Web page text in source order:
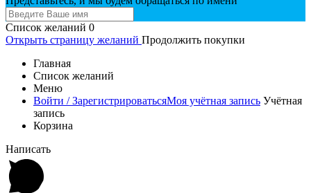
Список желаний 0
Открыть страницу желаний Продолжить покупки
Главная
Список желаний
Меню
Войти / ЗарегистрироватьсяМоя учётная запись Учётная
запись
Корзина
Написать